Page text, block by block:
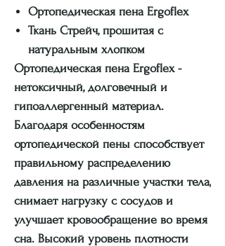
Ортопедическая пена Ergoflex
Ткань Стрейч, прошитая с
натуральным хлопком
Ортопедическая пена Ergoflex -
нетоксичный, долговечный и
гипоаллергенный материал.
Благодаря особенностям
ортопедической пены способствует
правильному распределению
давления на различные участки тела,
снимает нагрузку с сосудов и
улучшает кровообращение во время
сна. Высокий уровень плотности